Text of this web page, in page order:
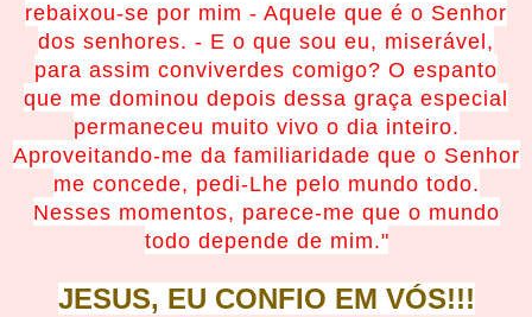
rebaixou-se por mim - Aquele que é o Senhor
dos senhores. - E o que sou eu, miserável,
para assim conviverdes comigo? O espanto
que me dominou depois dessa graça especial
permaneceu muito vivo o dia inteiro.
Aproveitando-me da familiaridade que o Senhor
me concede, pedi-Lhe pelo mundo todo.
Nesses momentos, parece-me que o mundo
todo depende de mim."
JESUS, EU CONFIO EM VÓS!!!